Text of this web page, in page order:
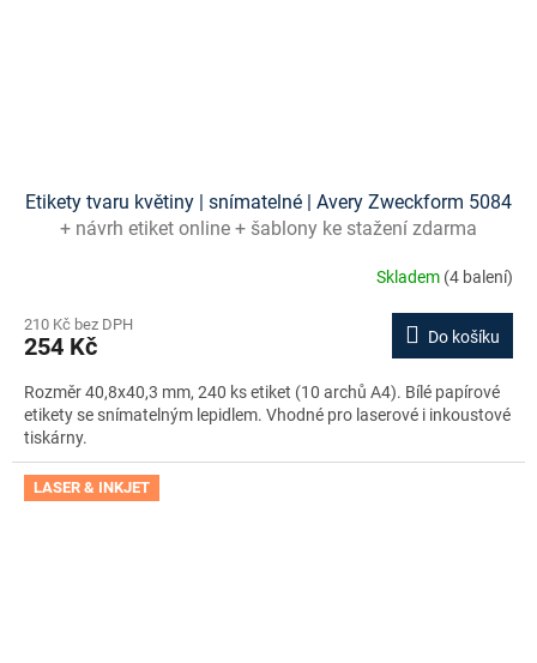
Etikety tvaru květiny | snímatelné | Avery Zweckform 5084
+ návrh etiket online + šablony ke stažení zdarma
Skladem (4 balení)
210 Kč bez DPH
254 Kč Do košíku
Rozměr 40,8x40,3 mm, 240 ks etiket (10 archů A4). Bílé papírové
etikety se snímatelným lepidlem. Vhodné pro laserové i inkoustové
tiskárny.
LASER & INKJET